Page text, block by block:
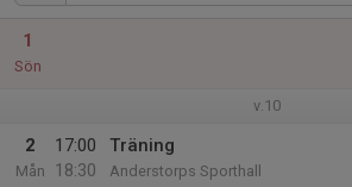
1
Sön
v.10
2
Mån
17:00
18:30
Träning
Anderstorps Sporthall